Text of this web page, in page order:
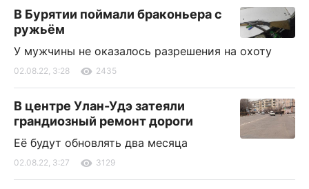
В Бурятии поймали браконьера с
ружьём
У мужчины не оказалось разрешения на охоту
02.08.22, 3:28 2435
В центре Улан-Удэ затеяли
грандиозный ремонт дороги
Её будут обновлять два месяца
02.08.22, 3:27 3129